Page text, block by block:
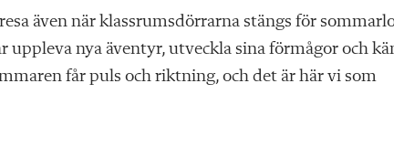
även när klassrumsdörrarna stängs för
nya äventyr, utveckla sina förmågor och
får puls och riktning, och det är här vi som